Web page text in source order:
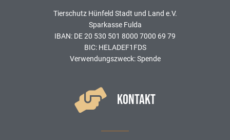
Tierschutz Hünfeld Stadt und Land e.V.
Sparkasse Fulda
IBAN: DE 20 530 501 8000 7000 69 79
BIC: HELADEF1FDS
Verwendungszweck: Spende
KONTAKT